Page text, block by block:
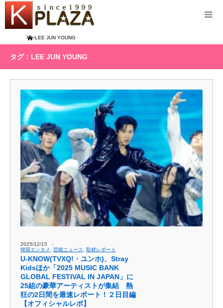
HomeLEE JUN YOUNG
タグ：LEE JUN YOUNG
2025/12/15
韓国エンタメ
芸能ニュース 取材レポート
U-KNOW(TVXQ!・ユンホ)、Stray
Kidsほか「2025 MUSIC BANK
GLOBAL FESTIVAL IN JAPAN」に
25組の豪華アーティストが集結 熱
狂の2日間を最速レポート！２日目編
【オフィシャルレポ】